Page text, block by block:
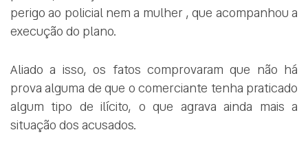
perigo ao policial nem a mulher , que acompanhou a
execução do plano.
Aliado a isso, os fatos comprovaram que não há
prova alguma de que o comerciante tenha praticado
algum tipo de ilícito, o que agrava ainda mais a
situação dos acusados.